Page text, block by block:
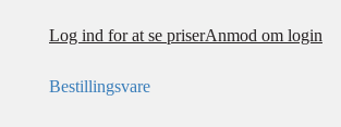
Log ind for at se priserAnmod om login
Bestillingsvare